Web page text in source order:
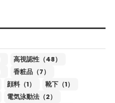
高視認性（48）
香粧品（7）
顔料（1）
靴下（1）
電気泳動法（2）